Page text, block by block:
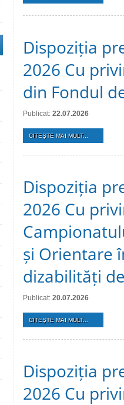
Dispoziția
2026 Cu
din Fondul
Publicat: 22.07.2026
CITEŞTE MAI MULT...
Dispoziția
2026 Cu
și Orientare
dizabilități
Publicat: 20.07.2026
CITEŞTE MAI MULT...
Dispoziția
2026 Cu